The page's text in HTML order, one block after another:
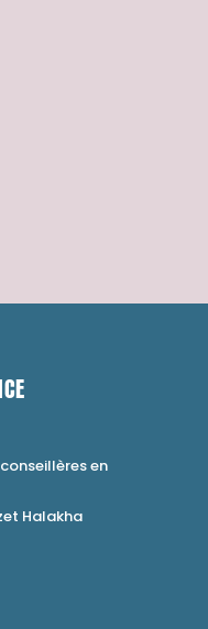
en
Halakha